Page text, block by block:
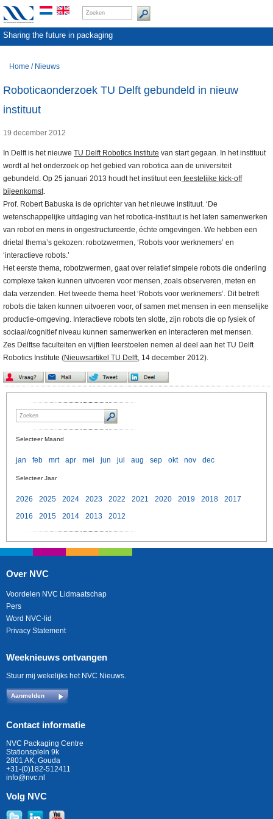
Sharing the future in packaging
Home / Nieuws
Roboticaonderzoek TU Delft gebundeld in nieuw
instituut
19 december 2012
In Delft is het nieuwe TU Delft Robotics Institute van start gegaan. In het instituut
wordt al het onderzoek op het gebied van robotica aan de universiteit
gebundeld. Op 25 januari 2013 houdt het instituut een feestelijke kick-off
bijeenkomst.
Prof. Robert Babuska is de oprichter van het nieuwe instituut. ‘De
wetenschappelijke uitdaging van het robotica-instituut is het laten samenwerken
van robot en mens in ongestructureerde, échte omgevingen. We hebben een
drietal thema’s gekozen: robotzwermen, ‘Robots voor werknemers’ en
‘interactieve robots.’
Het eerste thema, robotzwermen, gaat over relatief simpele robots die onderling
complexe taken kunnen uitvoeren voor mensen, zoals observeren, meten en
data verzenden. Het tweede thema heet ‘Robots voor werknemers’. Dit betreft
robots die taken kunnen uitvoeren voor, of samen met mensen in een menselijke
productie-omgeving. Interactieve robots ten slotte, zijn robots die op fysiek of
sociaal/cognitief niveau kunnen samenwerken en interacteren met mensen.
Zes Delftse faculteiten en vijftien leerstoelen nemen al deel aan het TU Delft
Robotics Institute (Nieuwsartikel TU Delft, 14 december 2012).
Selecteer Maand
jan feb mrt apr mei jun jul aug sep okt nov dec
Selecteer Jaar
2026 2025 2024 2023 2022 2021 2020 2019 2018
2017
2016
2015 2014 2013 2012
Over NVC
Voordelen NVC Lidmaatschap
Pers
Word NVC-lid
Privacy Statement
Weeknieuws ontvangen
Stuur mij wekelijks het NVC Nieuws.
Aanmelden
Contact informatie
NVC Packaging Centre
Stationsplein 9k
2801 AK, Gouda
+31-(0)182-512411
info@nvc.nl
Volg NVC